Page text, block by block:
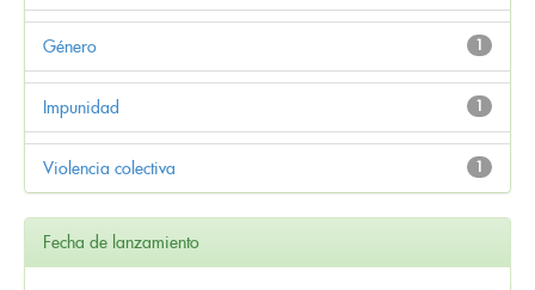
1
Género
1
Impunidad
1
Violencia colectiva
Fecha de lanzamiento